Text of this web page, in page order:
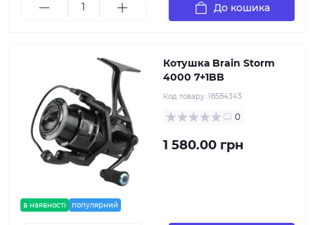
До кошика
в наявності популярний
Котушка Brain Storm
4000 7+1BB
Код товару: 18584343
0
1 580.00 грн